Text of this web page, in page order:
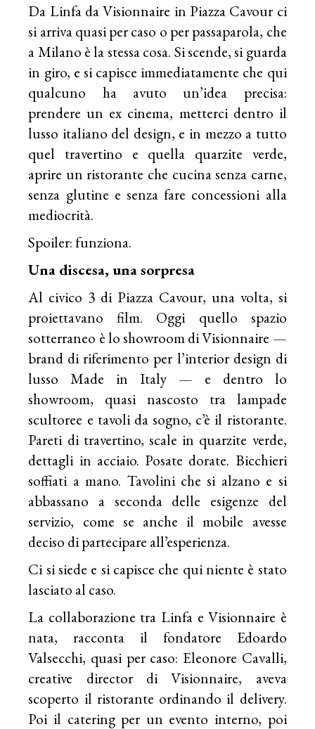
Da Linfa da Visionnaire in Piazza Cavour ci
si arriva quasi per caso o per passaparola, che
a Milano è la stessa cosa. Si scende, si guarda
in giro, e si capisce immediatamente che qui
qualcuno ha avuto un’idea precisa:
prendere un ex cinema, metterci dentro il
lusso italiano del design, e in mezzo a tutto
quel travertino e quella quarzite verde,
aprire un ristorante che cucina senza carne,
senza glutine e senza fare concessioni alla
mediocrità.
Spoiler: funziona.
Una discesa, una sorpresa
Al civico 3 di Piazza Cavour, una volta, si
proiettavano film. Oggi quello spazio
sotterraneo è lo showroom di Visionnaire —
brand di riferimento per l’interior design di
lusso Made in Italy — e dentro lo
showroom, quasi nascosto tra lampade
scultoree e tavoli da sogno, c’è il ristorante.
Pareti di travertino, scale in quarzite verde,
dettagli in acciaio. Posate dorate. Bicchieri
soffiati a mano. Tavolini che si alzano e si
abbassano a seconda delle esigenze del
servizio, come se anche il mobile avesse
deciso di partecipare all’esperienza.
Ci si siede e si capisce che qui niente è stato
lasciato al caso.
La collaborazione tra Linfa e Visionnaire è
nata, racconta il fondatore Edoardo
Valsecchi, quasi per caso: Eleonore Cavalli,
creative director di Visionnaire, aveva
scoperto il ristorante ordinando il delivery.
Poi il catering per un evento interno, poi